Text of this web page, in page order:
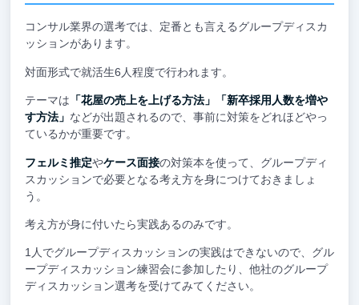
コンサル業界の選考では、定番とも言えるグループディスカ
ッションがあります。
対面形式で就活生6人程度で行われます。
テーマは 「花屋の売上を上げる方法」「新卒採用人数を増や
す方法」 などが出題されるので、事前に対策をどれほどやっ
ているかが重要です。
フェルミ推定やケース面接の対策本を使って、グループディ
スカッションで必要となる考え方を身につけておきましょ
う。
考え方が身に付いたら実践あるのみです。
1人でグループディスカッションの実践はできないので、グル
ープディスカッション練習会に参加したり、他社のグループ
ディスカッション選考を受けてみてください。